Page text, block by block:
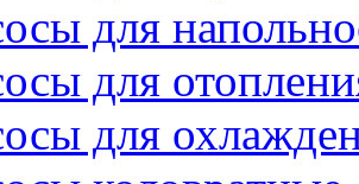
для
для
для